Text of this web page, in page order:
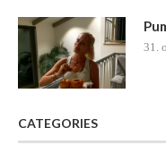
31.
CATEGORIES